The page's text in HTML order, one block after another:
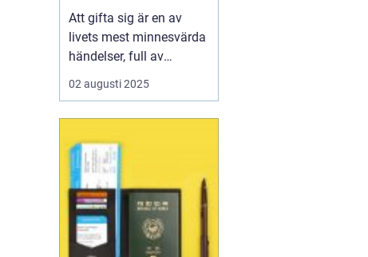
Att gifta sig är en av
livets mest minnesvärda
händelser, full av
känslomässiga
ögonblick och detaljer
planerade dagen
oförutsägbara. Här
kommer bröllopsfo...
02 augusti 2025